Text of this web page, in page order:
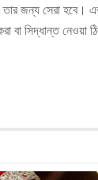
তার জন্য সেরা হবে।
বা সিদ্ধান্ত নেওয়া